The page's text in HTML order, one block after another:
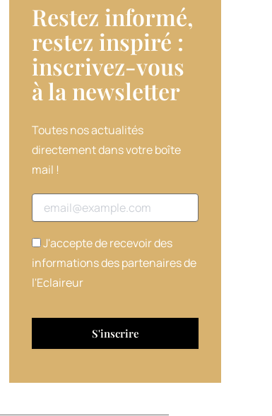
Restez informé,
restez inspiré :
inscrivez-vous
à la newsletter​
Toutes nos actualités
directement dans votre boîte
mail !
Adresse email
J'accepte de recevoir des
informations des partenaires de
l'Eclaireur